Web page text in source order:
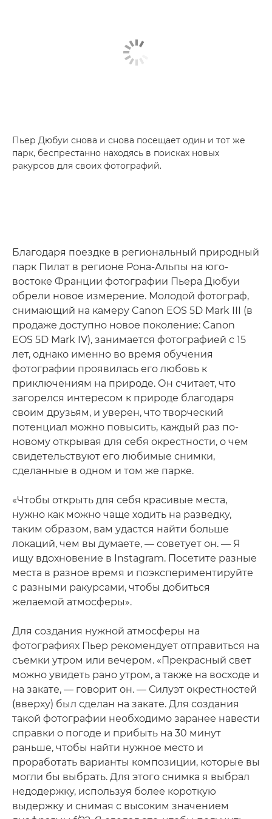
Пьер Дюбуи снова и снова посещает один и тот же
парк, беспрестанно находясь в поисках новых
ракурсов для своих фотографий.
Благодаря поездке в региональный природный
парк Пилат в регионе Рона-Альпы на юго-
востоке Франции фотографии Пьера Дюбуи
обрели новое измерение. Молодой фотограф,
снимающий на камеру Canon EOS 5D Mark III (в
продаже доступно новое поколение: Canon
EOS 5D Mark IV), занимается фотографией с 15
лет, однако именно во время обучения
фотографии проявилась его любовь к
приключениям на природе. Он считает, что
загорелся интересом к природе благодаря
своим друзьям, и уверен, что творческий
потенциал можно повысить, каждый раз по-
новому открывая для себя окрестности, о чем
свидетельствуют его любимые снимки,
сделанные в одном и том же парке.
«Чтобы открыть для себя красивые места,
нужно как можно чаще ходить на разведку,
таким образом, вам удастся найти больше
локаций, чем вы думаете, — советует он. — Я
ищу вдохновение в Instagram. Посетите разные
места в разное время и поэкспериментируйте
с разными ракурсами, чтобы добиться
желаемой атмосферы».
Для создания нужной атмосферы на
фотографиях Пьер рекомендует отправиться на
съемки утром или вечером. «Прекрасный свет
можно увидеть рано утром, а также на восходе и
на закате, — говорит он. — Силуэт окрестностей
(вверху) был сделан на закате. Для создания
такой фотографии необходимо заранее навести
справки о погоде и прибыть на 30 минут
раньше, чтобы найти нужное место и
проработать варианты композиции, которые вы
могли бы выбрать. Для этого снимка я выбрал
недодержку, используя более короткую
выдержку и снимая с высоким значением